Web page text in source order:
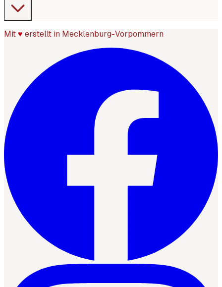
Mit ♥ erstellt in Mecklenburg-Vorpommern